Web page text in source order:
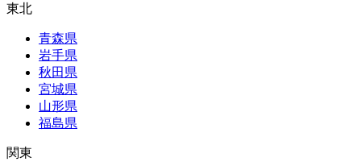
東北
青森県
岩手県
秋田県
宮城県
山形県
福島県
関東